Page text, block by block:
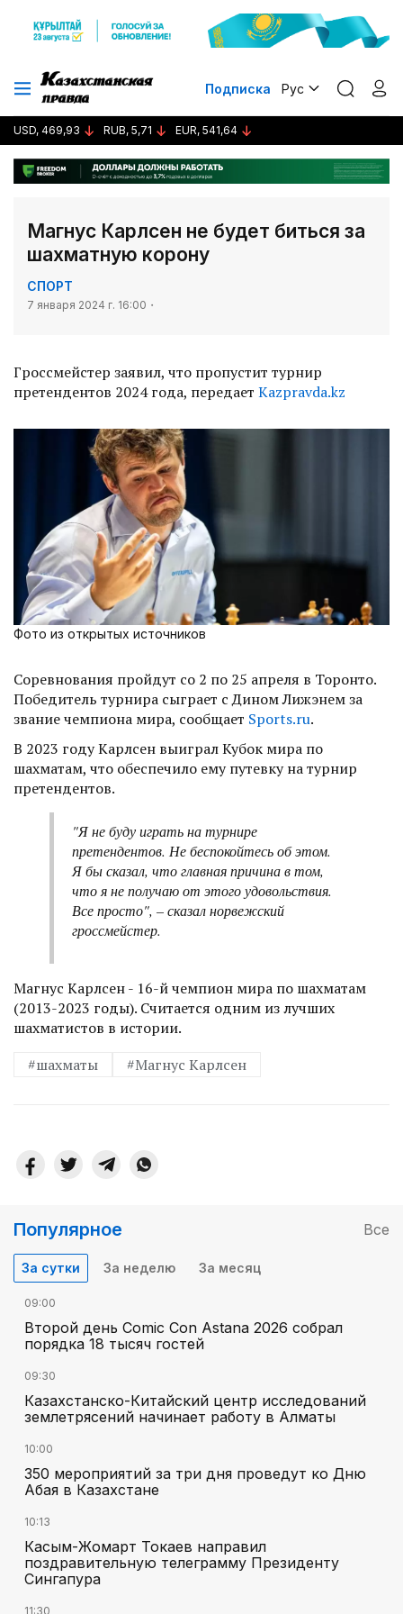
Подписка Рус
USD, 469,93 RUB, 5,71 EUR, 541,64
Магнус Карлсен не будет биться за
шахматную корону
СПОРТ
7 января 2024 г. 16:00
Гроссмейстер заявил, что пропустит турнир
претендентов 2024 года, передает Kazpravda.kz
Фото из открытых источников
Соревнования пройдут со 2 по 25 апреля в Торонто.
Победитель турнира сыграет с Дином Лижэнем за
звание чемпиона мира, сообщает Sports.ru.
В 2023 году Карлсен выиграл Кубок мира по
шахматам, что обеспечило ему путевку на турнир
претендентов.
"Я не буду играть на турнире
претендентов. Не беспокойтесь об этом.
Я бы сказал, что главная причина в том,
что я не получаю от этого удовольствия.
Все просто", – сказал норвежский
гроссмейстер.
Магнус Карлсен - 16-й чемпион мира по шахматам
(2013-2023 годы). Считается одним из лучших
шахматистов в истории.
#шахматы
#Магнус Карлсен
Популярное Все
За сутки За неделю За месяц
09:00
Второй день Comic Con Astana 2026 собрал
порядка 18 тысяч гостей
09:30
Казахстанско-Китайский центр исследований
землетрясений начинает работу в Алматы
10:00
350 мероприятий за три дня проведут ко Дню
Абая в Казахстане
10:13
Касым-Жомарт Токаев направил
поздравительную телеграмму Президенту
Сингапура
11:30